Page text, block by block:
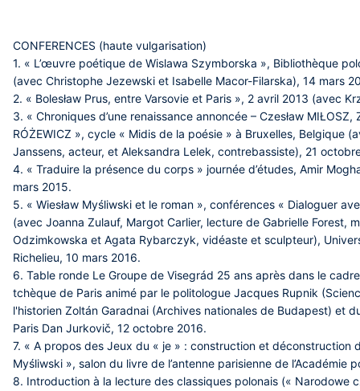
CONFERENCES (haute vulgarisation)
1. « L’œuvre poétique de Wislawa Szymborska », Bibliothèque
(avec Christophe Jezewski et Isabelle Macor-Filarska), 14 mars
2. « Bolesław Prus, entre Varsovie et Paris », 2 avril 2013 (avec
3. « Chroniques d’une renaissance annoncée – Czesław MIŁOSZ,
RÓŻEWICZ », cycle « Midis de la poésie » à Bruxelles, Belgique
Janssens, acteur, et Aleksandra Lelek, contrebassiste), 21
4. « Traduire la présence du corps » journée d’études, Amir
mars 2015.
5. « Wiesław Myśliwski et le roman », conférences « Dialoguer
(avec Joanna Zulauf, Margot Carlier, lecture de Gabrielle Forest,
Odzimkowska et Agata Rybarczyk, vidéaste et sculpteur),
Richelieu, 10 mars 2016.
6. Table ronde Le Groupe de Visegrád 25 ans après dans le
tchèque de Paris animé par le politologue Jacques Rupnik
l'historien Zoltán Garadnai (Archives nationales de Budapest) et
Paris Dan Jurkovič, 12 octobre 2016.
7. « A propos des Jeux du « je » : construction et déconstruction
Myśliwski », salon du livre de l’antenne parisienne de l’Académie
8. Introduction à la lecture des classiques polonais (« Narodowe